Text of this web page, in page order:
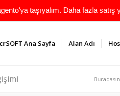
taşıyalım. Daha fazla satış
Ana Sayfa Alan Adı